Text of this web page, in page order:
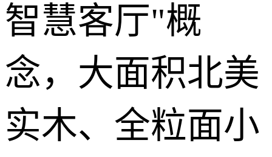
智慧客厅"概
念，大面积北美
实木、全粒面小